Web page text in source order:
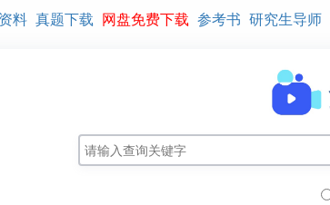
料 真题下载 网盘免费下载 参考书 研究生导师